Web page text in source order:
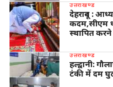
उत्तराखण्ड
देहरादून :
कदम,सीएम
स्थापित
उत्तराखण्ड
हल्द्वानी:
टंकी में दम